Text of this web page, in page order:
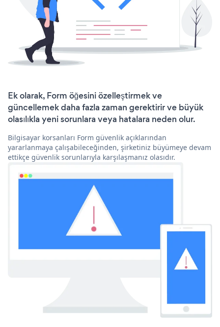
Ek olarak, Form öğesini özelleştirmek ve
güncellemek daha fazla zaman gerektirir ve büyük
olasılıkla yeni sorunlara veya hatalara neden olur.
Bilgisayar korsanları Form güvenlik açıklarından
yararlanmaya çalışabileceğinden, şirketiniz büyümeye devam
ettikçe güvenlik sorunlarıyla karşılaşmanız olasıdır.